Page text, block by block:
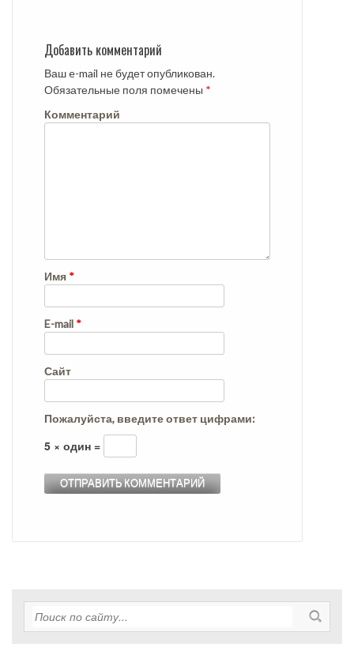
Добавить комментарий
Ваш e-mail не будет опубликован.
Обязательные поля помечены *
Комментарий
Имя *
E-mail *
Сайт
Пожалуйста, введите ответ цифрами:
5 × один =